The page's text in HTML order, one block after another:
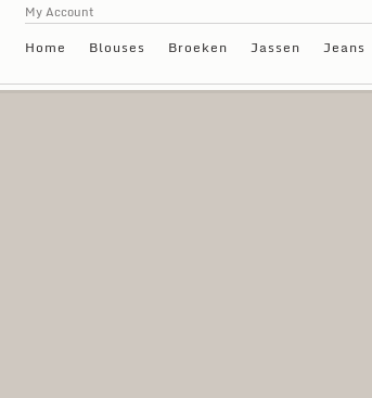
My Account
Home Blouses Broeken Jassen Jeans